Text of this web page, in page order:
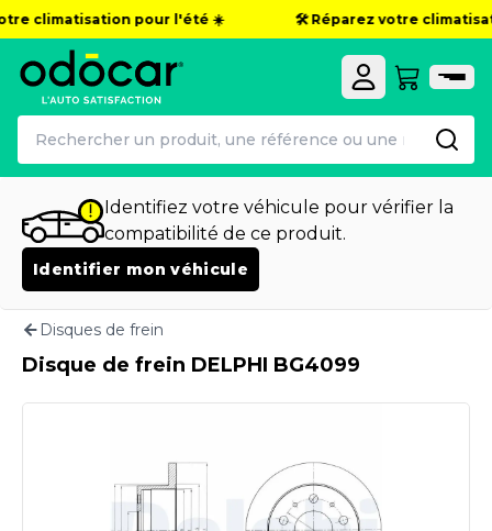
climatisation pour l'été ☀️ 🛠️ Réparez votre
Identifiez votre véhicule pour vérifier la
compatibilité de ce produit.
Identifier mon véhicule
Disques de frein
Disque de frein DELPHI BG4099